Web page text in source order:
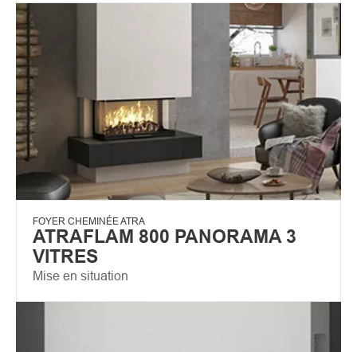
FOYER CHEMINÉE ATRA
ATRAFLAM 800 PANORAMA 3
VITRES
Mise en situation